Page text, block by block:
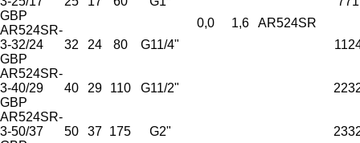
0,0 1,6 AR524SR
GBP
AR524SR-
3-32/24
GBP
32 24 80 G11/4"
AR524SR-
3-40/29
GBP
40 29 110 G11/2"
AR524SR-
3-50/37
50 37 175 G2"